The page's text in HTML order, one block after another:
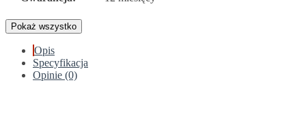
Pokaż wszystko
Opis
Specyfikacja
Opinie (0)